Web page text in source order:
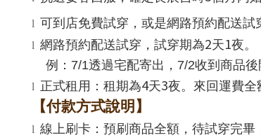
l 可到店免費試穿，或是網路預約配送試
l 網路預約配送試穿，試穿期為2天1夜。
例： 7/1透過宅配寄出， 7/2收到商品後
l 正式租用：租期為4天3夜。來回運費全
【付款方式說明】
l 線上刷卡： 預刷商品全額，待試穿完